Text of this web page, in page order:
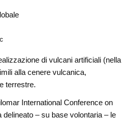
di vulcani artificiali (nella
alla cenere vulcanica,
terrestre.
International Conference on
delineato – su base volontaria – le